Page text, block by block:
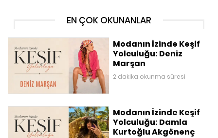
EN ÇOK OKUNANLAR
Modanın İzinde Keşif
Yolculuğu: Deniz
Marşan
2 dakika okunma süresi
Modanın İzinde Keşif
Yolculuğu: Damla
Kurtoğlu Akgönenç